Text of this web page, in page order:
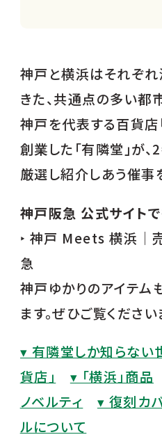
神戸と横浜はそれぞ
きた、共通点の多い都
神戸を代表する百貨店
創業した「有隣堂」が
厳選し紹介しあう催事
神戸阪急 公式サイトで
‣ 神戸 Meets 横浜｜
急
神戸ゆかりのアイテム
ます。ぜひご覧ください
▾ 有隣堂しか知らない
貨店」
▾ 「横浜」商品
ノベルティ
▾ 復刻カ
ルについて